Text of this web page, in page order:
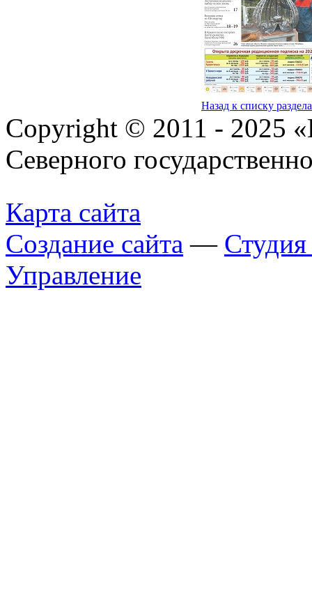
Назад к списку
Copyright © 2011 - 2025
Северного
Карта сайта
Создание сайта —
Управление